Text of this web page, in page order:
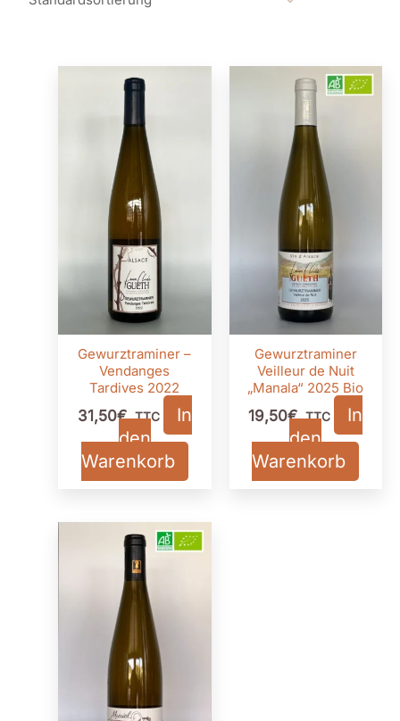
Gewurztraminer –
Vendanges
Tardives 2022
31,50€ TTC
In
den
Warenkorb
Gewurztraminer
Veilleur de Nuit
„Manala“ 2025 Bio
19,50€ TTC
In
den
Warenkorb